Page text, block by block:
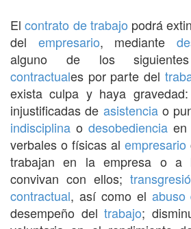
Elcontrato de trabajo podrá
del empresario, mediante
alguno de los siguientes
contractuales por parte del
exista culpa y haya
injustificadas de asistenciao
indisciplina o desobediencia
verbales o físicas al empresario
trabajan en la empresa o a
convivan con ellos;
contractual, así como el abuso
desempeño deltrabajo;